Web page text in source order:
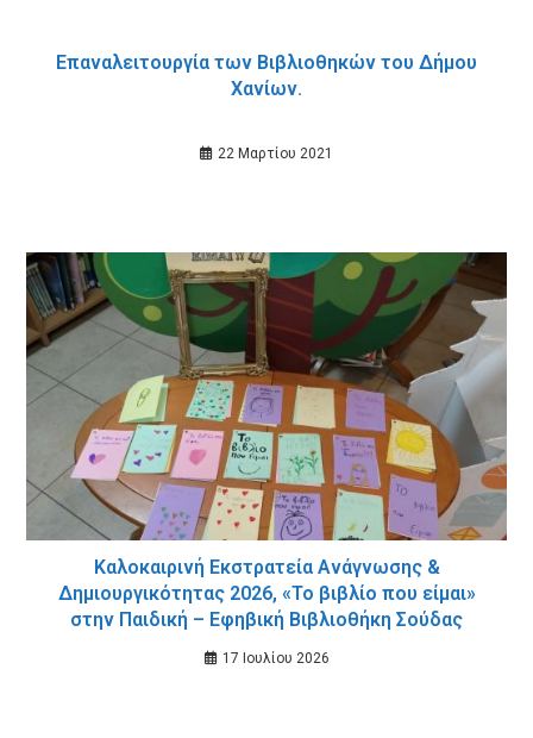
Επαναλειτουργία των Βιβλιοθηκών του Δήμου
Χανίων.
22 Μαρτίου 2021
Καλοκαιρινή Εκστρατεία Ανάγνωσης &
Δημιουργικότητας 2026, «Το βιβλίο που είμαι»
στην Παιδική – Εφηβική Βιβλιοθήκη Σούδας
17 Ιουλίου 2026